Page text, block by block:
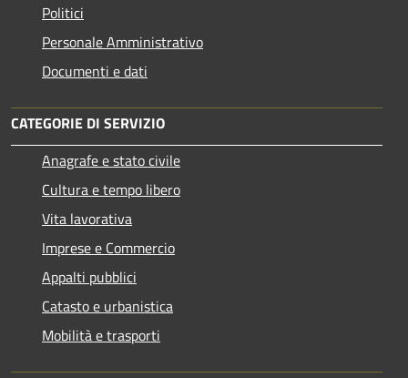
Politici
Personale Amministrativo
Documenti e dati
CATEGORIE DI SERVIZIO
Anagrafe e stato civile
Cultura e tempo libero
Vita lavorativa
Imprese e Commercio
Appalti pubblici
Catasto e urbanistica
Mobilità e trasporti